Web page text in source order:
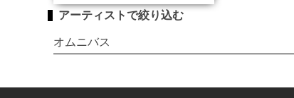
アーティストで絞り込む
オムニバス